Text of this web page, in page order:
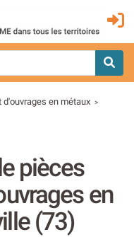
en métaux >
pièces
en
(73)